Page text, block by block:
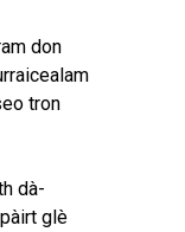
don
tron
dà-
glè